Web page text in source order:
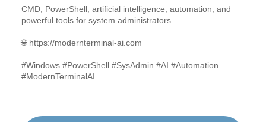
CMD, PowerShell, artificial intelligence, automation, and
powerful tools for system administrators.
🌐 https://modernterminal-ai.com
#Windows #PowerShell #SysAdmin #AI #Automation
#ModernTerminalAI